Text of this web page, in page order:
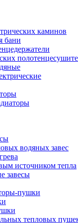
каминов
бани
водяных завес
источником тепла
завесы
пушки
тепловых